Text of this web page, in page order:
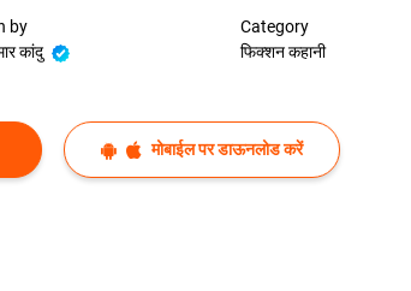
by
कांदु
Category
फिक्शन कहानी
मोबाईल पर डाऊनलोड करें